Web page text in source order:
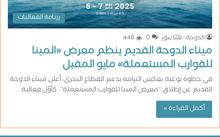
رزنامة الفعاليات
الدوحة - هيّا نيوز
0
448
ميناء الدوحة القديم ينظم معرض «المينا
للقوارب المستعملة» مايو المقبل
في خطوة نوعية تعكس التزامه بدعم القطاع البحري، أعلن ميناء الدوحة
القديم عن إطلاق “معرض المينا للقوارب المستعملة”، كأوّل فعالية…
أكمل القراءة »